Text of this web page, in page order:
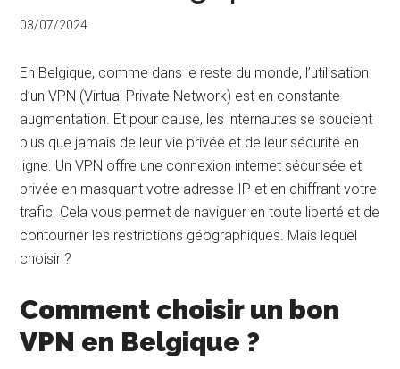
03/07/2024
En Belgique, comme dans le reste du monde, l’utilisation
d’un VPN (Virtual Private Network) est en constante
augmentation. Et pour cause, les internautes se soucient
plus que jamais de leur vie privée et de leur sécurité en
ligne. Un VPN offre une connexion internet sécurisée et
privée en masquant votre adresse IP et en chiffrant votre
trafic. Cela vous permet de naviguer en toute liberté et de
contourner les restrictions géographiques. Mais lequel
choisir ?
Comment choisir un bon
VPN en Belgique ?